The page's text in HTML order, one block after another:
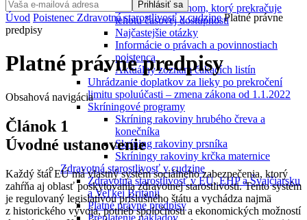
Nesúhlas s termínom, ktorý prekračuje
lehotu časovej dostupnosti
Najčastejšie otázky
Informácie o právach a povinnostiach
poistenca
Aktuálny zoznam čakacích listín
Uhrádzanie doplatkov za lieky po prekročení
limitu spoluúčasti – zmena zákona od 1.1.2022
Skríningové programy
Skríning rakoviny hrubého čreva a
konečníka
Skríning rakoviny prsníka
Skríningy rakoviny krčka maternice
Zdravotná starostlivosť v cudzine
Zdravotná starostlivosť v EÚ, EHP a Švajčiarsku
a Veľkej Británii
Platné právne predpisy
Preplatenie nákladov
Prihlásiť sa
Úvod Poistenec Zdravotná starostlivosť v cudzine Platné právne
predpisy
Platné právne predpisy
Obsahová navigácia
Článok 1
Úvodné ustanovenie
Každý štát EÚ má vlastný systém sociálneho zabezpečenia, ktorý
zahŕňa aj oblasť poskytovania zdravotnej starostlivosti. Tento systém
je regulovaný legislatívou príslušného štátu a vychádza najmä
z historického vývoja, potrieb spoločnosti a ekonomických možností